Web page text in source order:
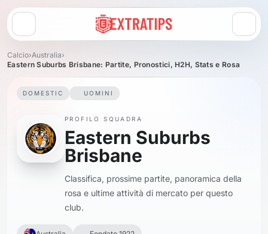
Apri menu
Calcio›Australia›
Eastern Suburbs Brisbane: Partite, Pronostici, H2H, Stats e Rosa
DOMESTIC UOMINI
PROFILO SQUADRA
Eastern Suburbs
Brisbane
Classifica, prossime partite, panoramica della
rosa e ultime attività di mercato per questo
club.